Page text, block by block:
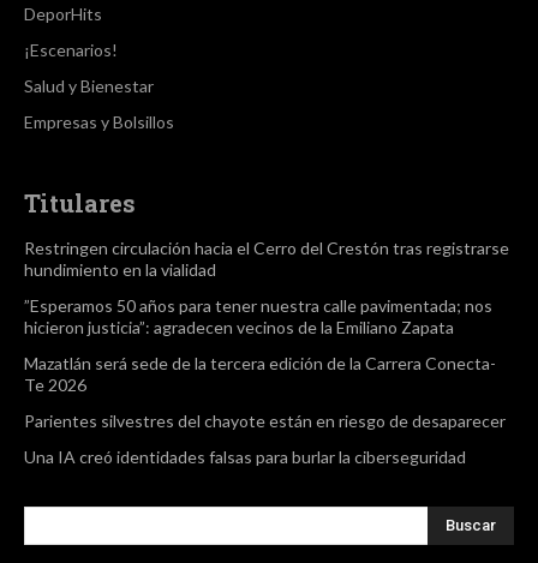
DeporHits
¡Escenarios!
Salud y Bienestar
Empresas y Bolsillos
Titulares
Restringen circulación hacia el Cerro del Crestón tras registrarse
hundimiento en la vialidad
”Esperamos 50 años para tener nuestra calle pavimentada; nos
hicieron justicia”: agradecen vecinos de la Emiliano Zapata
Mazatlán será sede de la tercera edición de la Carrera Conecta-
Te 2026
Parientes silvestres del chayote están en riesgo de desaparecer
Una IA creó identidades falsas para burlar la ciberseguridad
Buscar